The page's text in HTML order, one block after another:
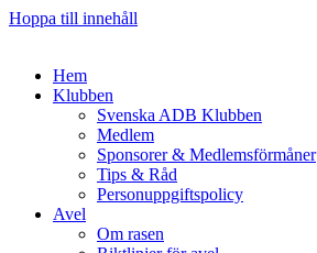
Hoppa till innehåll
Hem
Klubben
Svenska ADB Klubben
Medlem
Sponsorer & Medlemsförmåner
Tips & Råd
Personuppgiftspolicy
Avel
Om rasen